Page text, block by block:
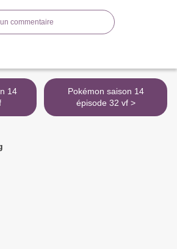
commentaire
Pokémon saison 14
épisode 32 vf >